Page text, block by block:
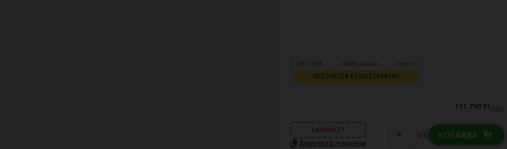
0% THM 100% online 7 perc
FIZETHETEK RÉSZLETEKBEN?
111 790 Ft/db
LENDÜLET
Kuponkód másolása
db KOSÁRBA